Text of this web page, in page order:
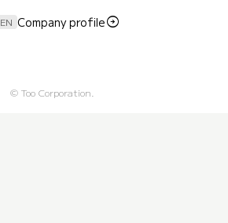
EN Company profile
© Too Corporation.